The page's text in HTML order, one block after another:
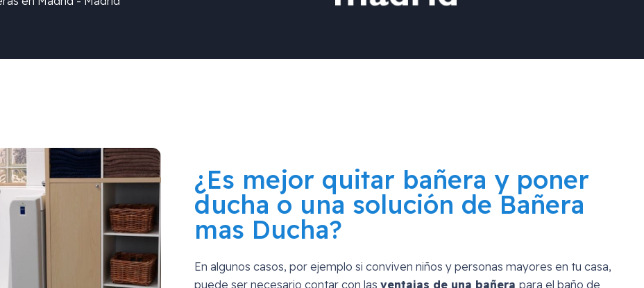
¿Es mejor quitar bañera y poner
ducha o una solución de Bañera
mas Ducha?
En algunos casos, por ejemplo si conviven niños y personas mayores en tu casa,
puede ser necesario contar con las ventajas de una bañera para el baño de